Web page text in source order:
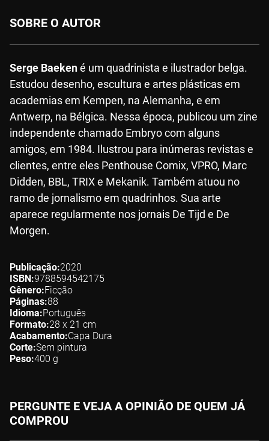
SOBRE O AUTOR
Serge Baekené um quadrinista e ilustrador belga.
Estudou desenho, escultura e artes plásticas em
academias em Kempen, na Alemanha, e em
Antwerp, na Bélgica. Nessa época, publicou um zine
independente chamado Embryo com alguns
amigos, em 1984. Ilustrou para inúmeras revistas e
clientes, entre eles Penthouse Comix, VPRO, Marc
Didden, BBL, TRIX e Mekanik. Também atuou no
ramo de jornalismo em quadrinhos. Sua arte
aparece regularmente nos jornais De Tijd e De
Morgen.
Publicação 2020
ISBN 9788594542175
Gênero Ficção
Páginas 88
Idioma Português
Formato 28 x 21 cm
Acabamento Capa Dura
Corte Sem pintura
Peso 400 g
PERGUNTE E VEJA A OPINIÃO DE QUEM JÁ
COMPROU